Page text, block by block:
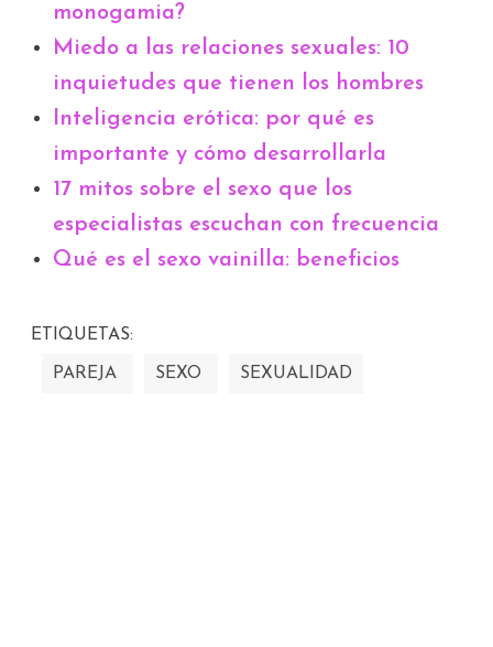
monogamia?
Miedo a las relaciones sexuales: 10
inquietudes que tienen los hombres
Inteligencia erótica: por qué es
importante y cómo desarrollarla
17 mitos sobre el sexo que los
especialistas escuchan con frecuencia
Qué es el sexo vainilla: beneficios
ETIQUETAS:
PAREJA SEXO SEXUALIDAD